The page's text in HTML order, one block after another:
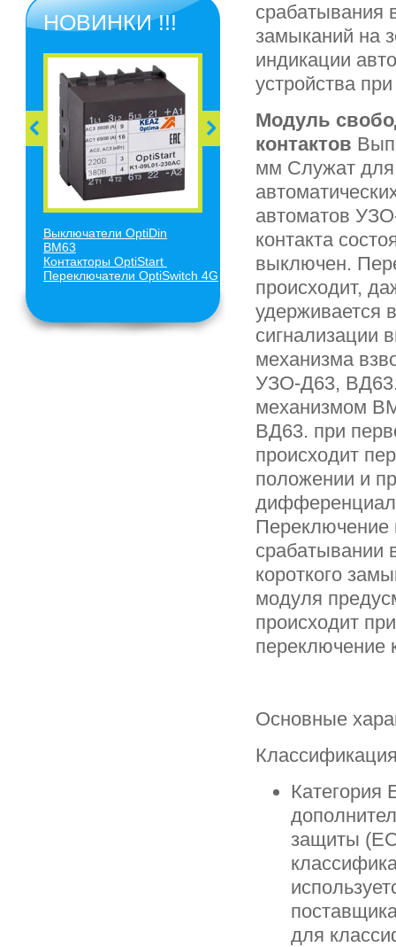
срабатывания
замыканий на
индикации
устройства
Модуль
контактов
мм Служат для
автоматов
контакта
выключен.
происходит,
удерживается
сигнализации
механизма
УЗО-Д63, ВД63.
механизмом
ВД63. при
происходит
положении и
Переключение
срабатывании
короткого
модуля
происходит
переключение
Основные
Категория
защиты
для
НОВИНКИ !!!
Выключатели OptiDin
BM63
Контакторы OptiStart
Переключатели OptiSwitch 4G